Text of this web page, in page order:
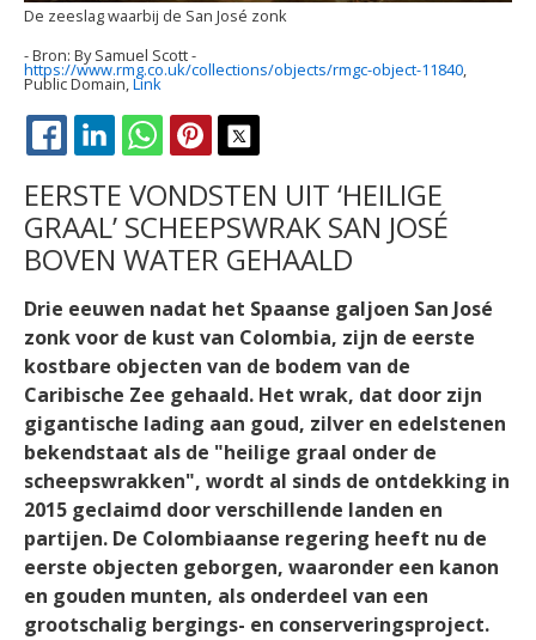
De zeeslag waarbij de San José zonk
By Samuel Scott -
https://www.rmg.co.uk/collections/objects/rmgc-object-11840,
Public Domain,Link
FACEBOOK
LINKEDINWHATSAPPPINTEREST
EERSTE VONDSTEN UIT ‘HEILIGE
GRAAL’ SCHEEPSWRAK SAN JOSÉ
BOVEN WATER GEHAALD
Drie eeuwen nadat het Spaanse galjoen San José
zonk voor de kust van Colombia, zijn de eerste
kostbare objecten van de bodem van de
Caribische Zee gehaald. Het wrak, dat door zijn
gigantische lading aan goud, zilver en edelstenen
bekendstaat als de "heilige graal onder de
scheepswrakken", wordt al sinds de ontdekking in
2015 geclaimd door verschillende landen en
partijen. De Colombiaanse regering heeft nu de
eerste objecten geborgen, waaronder een kanon
en gouden munten, als onderdeel van een
grootschalig bergings- en conserveringsproject.